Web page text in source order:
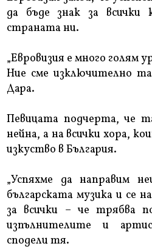
да бъде знак за всички
страната ни.
„Евровизия е много голям
Ние сме изключително
Дара.
Певицата подчерта, че
нейна, а на всички хора,
изкуство в България.
„Успяхме да направим
българската музика и се
за всички – че трябва
изпълнителите и
сподели тя.